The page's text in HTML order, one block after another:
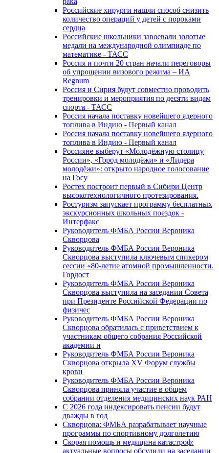
Российские хирурги нашли способ снизить
количество операций у детей с пороками
сердца
Российские школьники завоевали золотые
медали на международной олимпиаде по
математике - ТАСС
Россия и почти 20 стран начали переговоры
об упрощении визового режима – ИА
Regnum
Россия и Сирия будут совместно проводить
тренировки и мероприятия по десяти видам
спорта - ТАСС
Россия начала поставку новейшего ядерного
топлива в Индию - Первый канал
Россия начала поставку новейшего ядерного
топлива в Индию - Первый канал
Россияне выберут «Молодёжную столицу
России», «Город молодёжи» и «Лидера
молодёжи»: открыто народное голосование
на Госу
Ростех построит первый в Сибири Центр
высокотехнологичного протезирования.
Ростуризм запускает программу бесплатных
экскурсионных школьных поездок -
Интерфакс
Руководитель ФМБА России Вероника
Скворцова
Руководитель ФМБА России Вероника
Скворцова выступила ключевым спикером
сессии «80-летие атомной промышленности.
Гордост
Руководитель ФМБА России Вероника
Скворцова выступила на заседании Совета
при Президенте Российской Федерации по
физичес
Руководитель ФМБА России Вероника
Скворцова обратилась с приветствием к
участникам общего собрания Российской
академии н
Руководитель ФМБА России Вероника
Скворцова открыла XV Форум службы
крови
Руководитель ФМБА России Вероника
Скворцова приняла участие в общем
собрании отделения медицинских наук РАН
С 2026 года индексировать пенсии будут
дважды в год
Скворцова: ФМБА разрабатывает научные
программы по спортивному долголетию
Скорая помощь и медицина катастроф:
актуальные вопросы обсудили на заседании